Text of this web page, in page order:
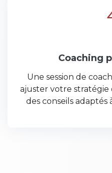
Coaching
Une session de
ajuster votre
des conseils adaptés